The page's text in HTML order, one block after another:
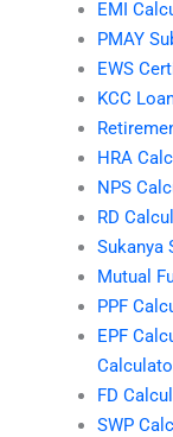
EMI
PMAY
EWS
KCC
HRA
NPS
RD
Sukanya
Mutual
PPF
EPF
FD
SWP